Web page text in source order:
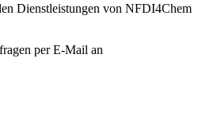
Dienstleistungen von NFDI4Chem
per E-Mail an